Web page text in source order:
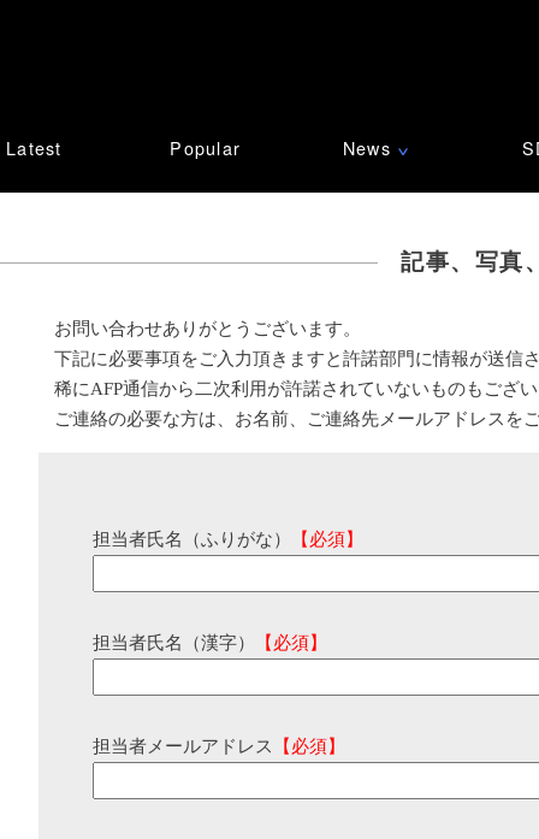
Latest Popular News ∨
記事、写真
お問い合わせありがとうございます。
下記に必要事項をご入力頂きますと許諾部門に情報が送信
稀にAFP通信から二次利用が許諾されていないものもござ
ご連絡の必要な方は、お名前、ご連絡先メールアドレスを
担当者氏名（ふりがな） 【必須】
担当者氏名（漢字） 【必須】
担当者メールアドレス 【必須】